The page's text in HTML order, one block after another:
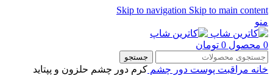
Skip to navigation Skip to main content
منو
0 محصول 0 تومان
جستجو
خانه مراقبت پوست دور چشم کرم دور چشم حلزون و پپتاید